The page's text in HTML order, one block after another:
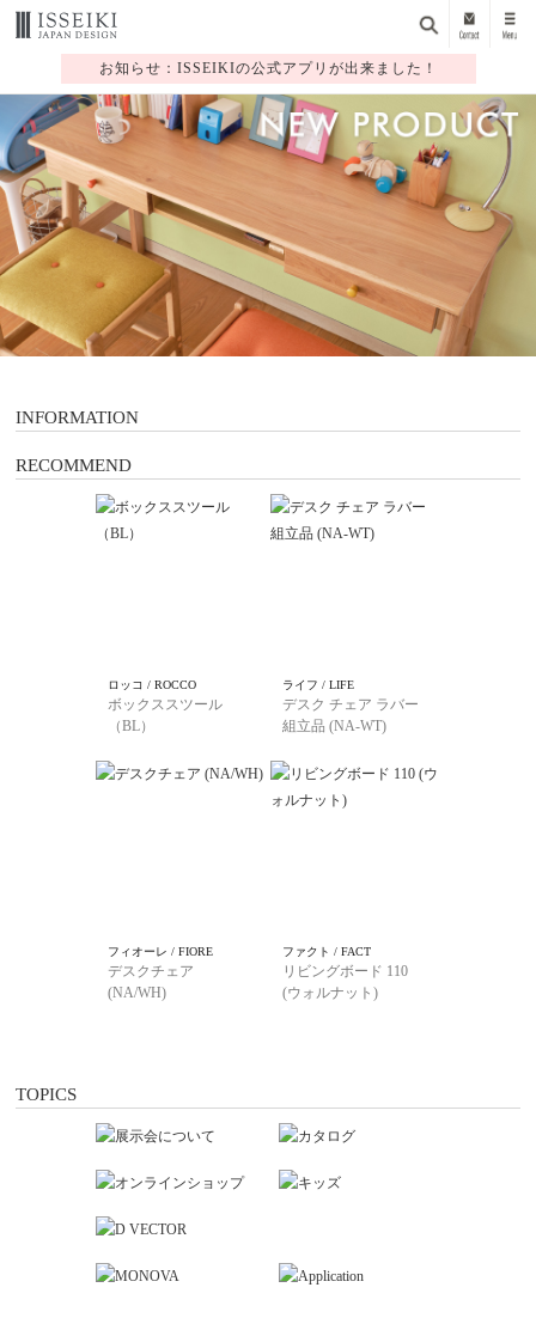
お知らせ：ISSEIKIの公式アプリが出来ました！
INFORMATION
RECOMMEND
ロッコ / ROCCO
ボックススツール
（BL）
ライフ / LIFE
デスク チェア ラバー
組立品 (NA-WT)
フィオーレ / FIORE
デスクチェア
(NA/WH)
ファクト / FACT
リビングボード 110
(ウォルナット)
TOPICS